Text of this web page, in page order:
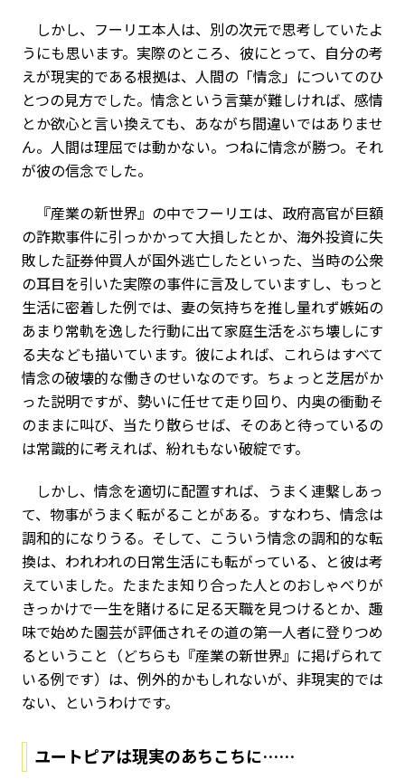
しかし、フーリエ本人は、別の次元で思考していたよ
うにも思います。実際のところ、彼にとって、自分の考
えが現実的である根拠は、人間の「情念」についてのひ
とつの見方でした。情念という言葉が難しければ、感情
とか欲心と言い換えても、あながち間違いではありませ
ん。人間は理屈では動かない。つねに情念が勝つ。それ
が彼の信念でした。
『産業の新世界』の中でフーリエは、政府高官が巨額
の詐欺事件に引っかかって大損したとか、海外投資に失
敗した証券仲買人が国外逃亡したといった、当時の公衆
の耳目を引いた実際の事件に言及していますし、もっと
生活に密着した例では、妻の気持ちを推し量れず嫉妬の
あまり常軌を逸した行動に出て家庭生活をぶち壊しにす
る夫なども描いています。彼によれば、これらはすべて
情念の破壊的な働きのせいなのです。ちょっと芝居がか
った説明ですが、勢いに任せて走り回り、内奥の衝動そ
のままに叫び、当たり散らせば、そのあと待っているの
は常識的に考えれば、紛れもない破綻です。
しかし、情念を適切に配置すれば、うまく連繫しあっ
て、物事がうまく転がることがある。すなわち、情念は
調和的になりうる。そして、こういう情念の調和的な転
換は、われわれの日常生活にも転がっている、と彼は考
えていました。たまたま知り合った人とのおしゃべりが
きっかけで一生を賭けるに足る天職を見つけるとか、趣
味で始めた園芸が評価されその道の第一人者に登りつめ
るということ（どちらも『産業の新世界』に掲げられて
いる例です）は、例外的かもしれないが、非現実的では
ない、というわけです。
ユートピアは現実のあちこちに……